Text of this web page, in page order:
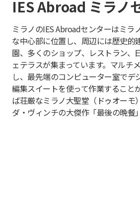
IES Abroad ミラノ
ミラノのIES Abroadセンターはミラ
な中心部に位置し、周辺には歴史的
園、多くのショップ、レストラン、
ェテラスが集まっています。マルチ
し、最先端のコンピューター室でデ
編集スイートを使って作業すること
ば荘厳なミラノ大聖堂（ドゥオーモ
ダ・ヴィンチの大傑作「最後の晩餐